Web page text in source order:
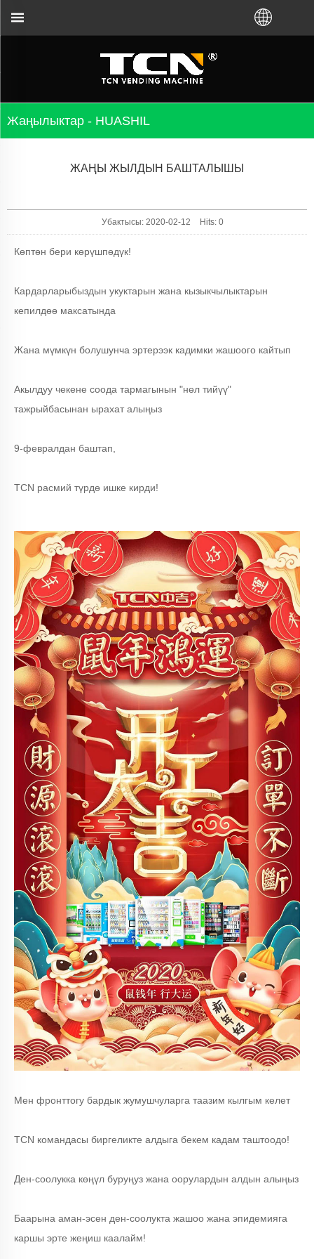
Жаңылыктар - HUASHIL
ЖАҢЫ ЖЫЛДЫН БАШТАЛЫШЫ
Убактысы: 2020-02-12 Hits: 0
Көптөн бери көрүшпөдүк!
Кардарларыбыздын укуктарын жана кызыкчылыктарын
кепилдөө максатында
Жана мүмкүн болушунча эртерээк кадимки жашоого кайтып
Акылдуу чекене соода тармагынын "нөл тийүү"
тажрыйбасынан ырахат алыңыз
9-февралдан баштап,
TCN расмий түрдө ишке кирди!
Мен фронттогу бардык жумушчуларга таазим кылгым келет
TCN командасы биргеликте алдыга бекем кадам таштоодо!
Ден-соолукка көңүл буруңуз жана оорулардын алдын алыңыз
Баарына аман-эсен ден-соолукта жашоо жана эпидемияга
каршы эрте жеңиш каалайм!
же жергиликтүү дистрибьютордон сатып